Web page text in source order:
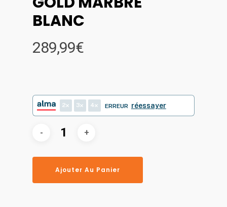
BLANC
289,99€
2 3 4 ERREUR réessayer
Ajouter Au Panier